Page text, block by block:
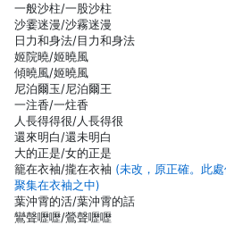
一般沙柱/一股沙柱
沙霎迷漫/沙霧迷漫
日力和身法/目力和身法
姬院曉/姬曉風
傾曉風/姬曉風
尼泊爾玉/尼泊爾王
一注香/一炷香
人長得得很/人長得很
還來明白/還未明白
大的正是/女的正是
籠在衣袖/攏在衣袖 (未改，原正確。此
聚集在衣袖之中)
葉沖霄的活/葉沖霄的話
鸞聲嚦嚦/鶯聲嚦嚦